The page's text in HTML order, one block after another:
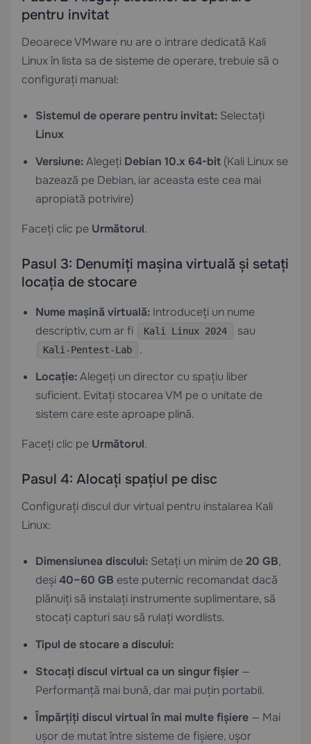
pentru invitat
Deoarece VMware nu are o intrare dedicată Kali
Linux în lista sa de sisteme de operare, trebuie să o
configurați manual:
Sistemul de operare pentru invitat: Selectați
Linux
Versiune:Alegeți Debian 10.x 64-bit (Kali Linux se
bazează pe Debian, iar aceasta este cea mai
apropiată potrivire)
Faceți clic pe Următorul.
Pasul 3: Denumiți mașina virtuală și setați
locația de stocare
Nume mașină virtuală: Introduceți un nume
descriptiv, cum ar fi
Kali Linux 2024 sau
Kali-Pentest-Lab
.
Locație:Alegeți un director cu spațiu liber
suficient. Evitați stocarea VM pe o unitate de
sistem care este aproape plină.
Faceți clic pe Următorul.
Pasul 4: Alocați spațiul pe disc
Configurați discul dur virtual pentru instalarea Kali
Linux:
Dimensiunea discului: Setați un minim de20 GB,
deși40–60 GB este puternic recomandat dacă
plănuiți să instalați instrumente suplimentare, să
stocați capturi sau să rulați wordlists.
Tipul de stocare a discului:
Stocați discul virtual ca un singur fișier —
Performanță mai bună, dar mai puțin portabil.
Împărțiți discul virtual în mai multe fișiere — Mai
ușor de mutat între sisteme de fișiere, ușor